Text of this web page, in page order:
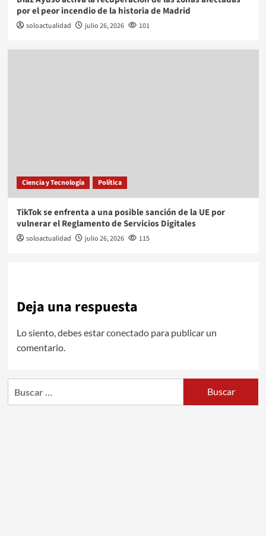
por el peor incendio de la historia de Madrid
soloactualidad julio 26, 2026 101
Ciencia y Tecnología Política
TikTok se enfrenta a una posible sanción de la UE por
vulnerar el Reglamento de Servicios Digitales
soloactualidad julio 26, 2026 115
Deja una respuesta
Lo siento, debes estarconectadopara publicar un
comentario.